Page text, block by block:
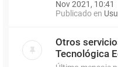
Nov 2021, 10:41
Publicado en
Otros
Tecnológica